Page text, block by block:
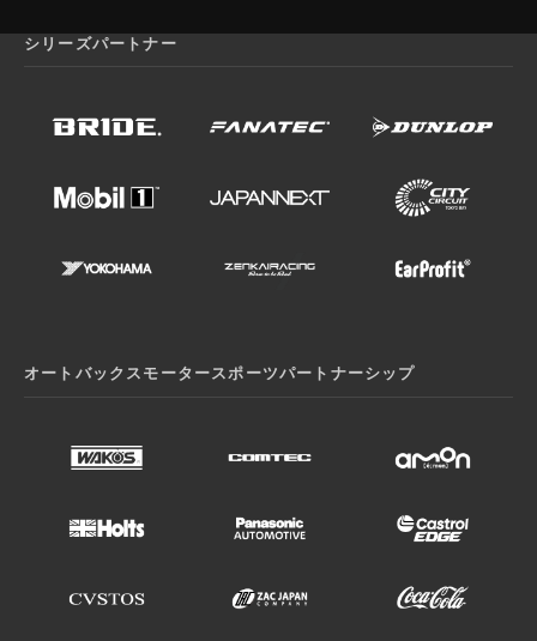
シリーズパートナー
オートバックスモータースポーツパートナーシップ